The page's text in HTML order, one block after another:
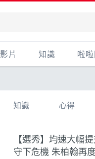
影片 知識 啦
知識 心得
【選秀】均速大幅
守下危機 朱柏翰再